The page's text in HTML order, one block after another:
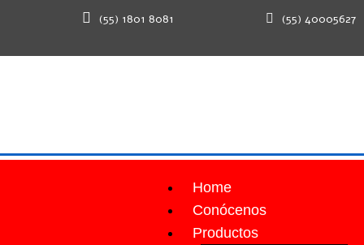
(55) 1801 8081 (55) 40005627
Home
Conócenos
Productos